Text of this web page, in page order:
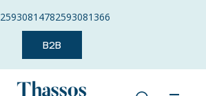
25930814782593081366
B2B